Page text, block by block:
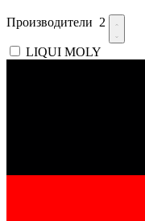
Производители 2
LIQUI MOLY